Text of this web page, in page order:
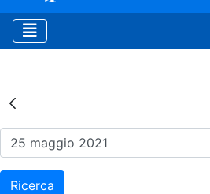
Risultati della
Ricerca